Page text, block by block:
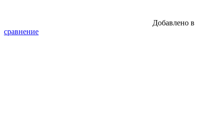
Добавлено в
сравнение